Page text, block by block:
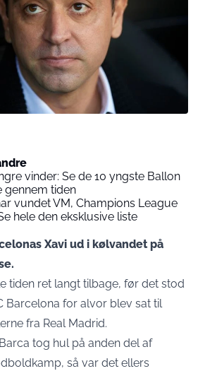
vinder: Se de 10 yngste Ballon
gennem tiden
vundet VM, Champions League
hele den eksklusive liste
Xavi ud i kølvandet på
tiden ret langt tilbage, før det stod
Barcelona for alvor blev sat til
fra Real Madrid.
tog hul på anden del af
så var det ellers